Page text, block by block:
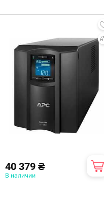
40 379 ₴
В наличии